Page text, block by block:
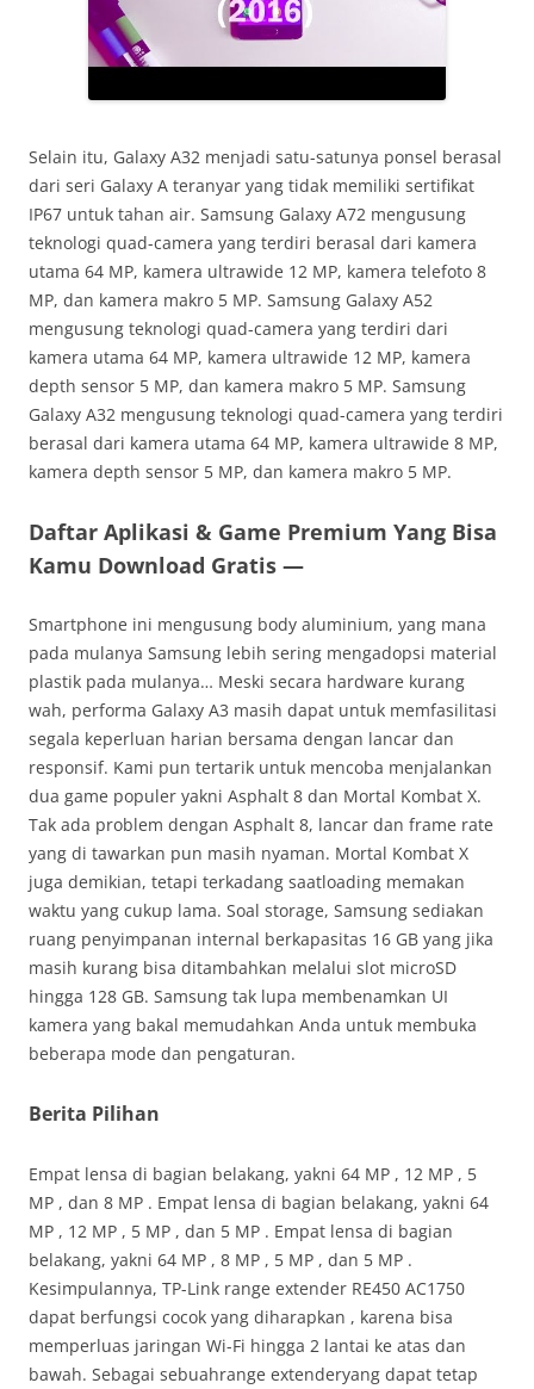
Selain itu, Galaxy A32 menjadi satu-satunya ponsel berasal
dari seri Galaxy A teranyar yang tidak memiliki sertifikat
IP67 untuk tahan air. Samsung Galaxy A72 mengusung
teknologi quad-camera yang terdiri berasal dari kamera
utama 64 MP, kamera ultrawide 12 MP, kamera telefoto 8
MP, dan kamera makro 5 MP. Samsung Galaxy A52
mengusung teknologi quad-camera yang terdiri dari
kamera utama 64 MP, kamera ultrawide 12 MP, kamera
depth sensor 5 MP, dan kamera makro 5 MP. Samsung
Galaxy A32 mengusung teknologi quad-camera yang terdiri
berasal dari kamera utama 64 MP, kamera ultrawide 8 MP,
kamera depth sensor 5 MP, dan kamera makro 5 MP.
Daftar Aplikasi & Game Premium Yang Bisa
Kamu Download Gratis —
Smartphone ini mengusung body aluminium, yang mana
pada mulanya Samsung lebih sering mengadopsi material
plastik pada mulanya… Meski secara hardware kurang
wah, performa Galaxy A3 masih dapat untuk memfasilitasi
segala keperluan harian bersama dengan lancar dan
responsif. Kami pun tertarik untuk mencoba menjalankan
dua game populer yakni Asphalt 8 dan Mortal Kombat X.
Tak ada problem dengan Asphalt 8, lancar dan frame rate
yang di tawarkan pun masih nyaman. Mortal Kombat X
juga demikian, tetapi terkadang saatloading memakan
waktu yang cukup lama. Soal storage, Samsung sediakan
ruang penyimpanan internal berkapasitas 16 GB yang jika
masih kurang bisa ditambahkan melalui slot microSD
hingga 128 GB. Samsung tak lupa membenamkan UI
kamera yang bakal memudahkan Anda untuk membuka
beberapa mode dan pengaturan.
Berita Pilihan
Empat lensa di bagian belakang, yakni 64 MP , 12 MP , 5
MP , dan 8 MP . Empat lensa di bagian belakang, yakni 64
MP , 12 MP , 5 MP , dan 5 MP . Empat lensa di bagian
belakang, yakni 64 MP , 8 MP , 5 MP , dan 5 MP .
Kesimpulannya, TP-Link range extender RE450 AC1750
dapat berfungsi cocok yang diharapkan , karena bisa
memperluas jaringan Wi-Fi hingga 2 lantai ke atas dan
bawah. Sebagai sebuahrange extenderyang dapat tetap